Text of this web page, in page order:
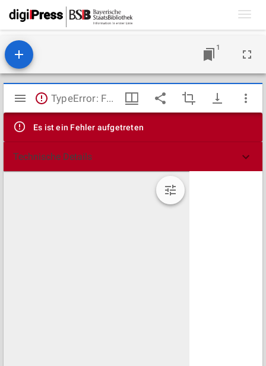
1
Mirador
Viewer
TypeError: Failed to fetch
Es ist ein Fehler aufgetreten
Technische Details